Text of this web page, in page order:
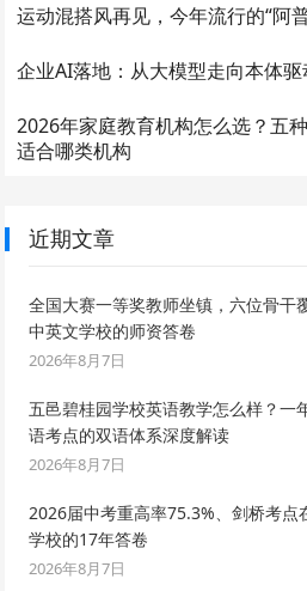
运动混搭风再见，今年流行的“阿
企业AI落地：从大模型走向本体
2026年家庭教育机构怎么选？五
适合哪类机构
近期文章
全国大赛一等奖教师坐镇，六位骨干
中英文学校的师资答卷
2026年8月7日
五邑碧桂园学校英语教学怎么样？一
语考点的双语体系深度解读
2026年8月7日
2026届中考重高率75.3%、剑桥考点
学校的17年答卷
2026年8月7日